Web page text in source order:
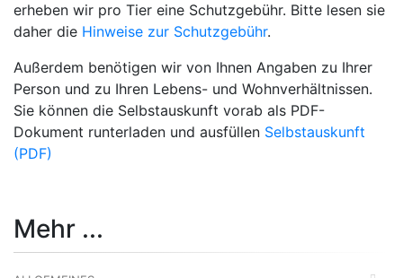
erheben wir pro Tier eine Schutzgebühr. Bitte lesen sie
daher die Hinweise zur Schutzgebühr.
Außerdem benötigen wir von Ihnen Angaben zu Ihrer
Person und zu Ihren Lebens- und Wohnverhältnissen.
Sie können die Selbstauskunft vorab als PDF-
Dokument runterladen und ausfüllen Selbstauskunft
(PDF)
Mehr ...